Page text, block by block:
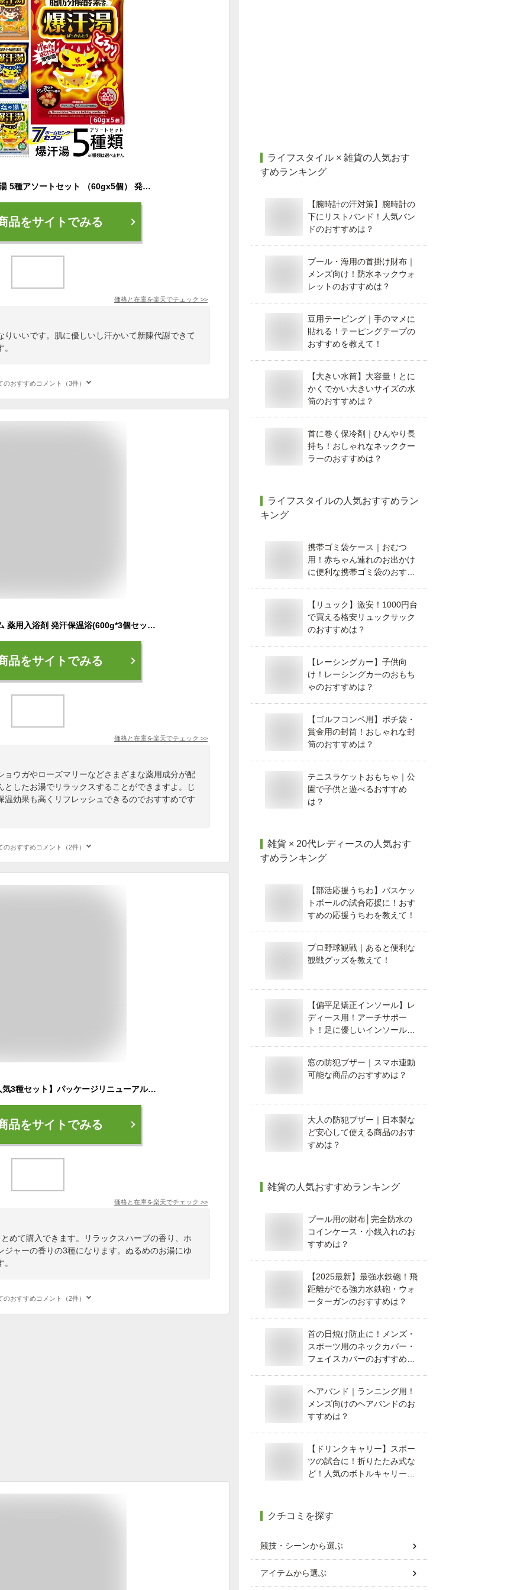
【ポイント5倍】爆汗湯 5種アソートセット （60gx5個） 発汗入浴剤 牛乳石鹸共進社株式会社 バイソン事業部 [入浴剤 発汗入浴剤 炭酸浴 発汗 脂肪分解酵素配合 まとめ買い セット ばっかんとう bison]【ポイントUP:2025年10月14日20:00〜10月17日 9:59まで】
品をサイトでみる
価格と在庫を楽天でチェック >>
いいです。肌に優しいし汗かいて新陳代謝できて
のおすすめコメント（3件）
バスロマン プレミアム 薬用入浴剤 発汗保温浴(600g*3個セット)【バスロマン】
品をサイトでみる
価格と在庫を楽天でチェック >>
ョウガやローズマリーなどさまざまな薬用成分が配
したお湯でリラックスすることができますよ。じ
温効果も高くリフレッシュできるのでおすすめです
のおすすめコメント（2件）
【汗かきエステ気分人気3種セット】パッケージリニューアル◆人気汗かきシリーズ◆トップ3セット バスソルト 入浴剤 塩風呂 プレゼント 半身浴 発汗 保湿 温浴 スキンケア エステ 塩 風呂 天然塩 死海 生姜
品をサイトでみる
価格と在庫を楽天でチェック >>
めて購入できます。リラックスハーブの香り、ホ
ジャーの香りの3種になります。ぬるめのお湯にゆ
のおすすめコメント（2件）
ライフスタイル × 雑貨の人気おす
すめランキング
【腕時計の汗対策】腕時計の
下にリストバンド！人気バン
ドのおすすめは？
プール・海用の首掛け財布｜
メンズ向け！防水ネックウォ
レットのおすすめは？
豆用テーピング｜手のマメに
貼れる！テーピングテープの
おすすめを教えて！
【大きい水筒】大容量！とに
かくでかい大きいサイズの水
筒のおすすめは？
首に巻く保冷剤｜ひんやり長
持ち！おしゃれなネッククー
ラーのおすすめは？
ライフスタイルの人気おすすめラン
キング
携帯ゴミ袋ケース｜おむつ
用！赤ちゃん連れのお出かけ
に便利な携帯ゴミ袋のおすす
【リュック】激安！1000円台
で買える格安リュックサック
のおすすめは？
【レーシングカー】子供向
け！レーシングカーのおもち
ゃのおすすめは？
【ゴルフコンペ用】ポチ袋・
賞金用の封筒！おしゃれな封
筒のおすすめは？
テニスラケットおもちゃ｜公
園で子供と遊べるおすすめ
は？
雑貨 × 20代レディースの人気おす
すめランキング
【部活応援うちわ】バスケッ
トボールの試合応援に！おす
すめの応援うちわを教えて！
プロ野球観戦｜あると便利な
観戦グッズを教えて！
【偏平足矯正インソール】レ
ディース用！アーチサポー
ト！足に優しいインソールの
窓の防犯ブザー｜スマホ連動
可能な商品のおすすめは？
大人の防犯ブザー｜日本製な
ど安心して使える商品のおす
すめは？
雑貨の人気おすすめランキング
プール用の財布│完全防水の
コインケース・小銭入れのお
すすめは？
【2025最新】最強水鉄砲！飛
距離がでる強力水鉄砲・ウォ
ーターガンのおすすめは？
首の日焼け防止に！メンズ・
スポーツ用のネックカバー・
フェイスカバーのおすすめ
ヘアバンド｜ランニング用！
メンズ向けのヘアバンドのお
すすめは？
【ドリンクキャリー】スポー
ツの試合に！折りたたみ式な
ど！人気のボトルキャリーの
クチコミを探す
競技・シーンから選ぶ
アイテムから選ぶ